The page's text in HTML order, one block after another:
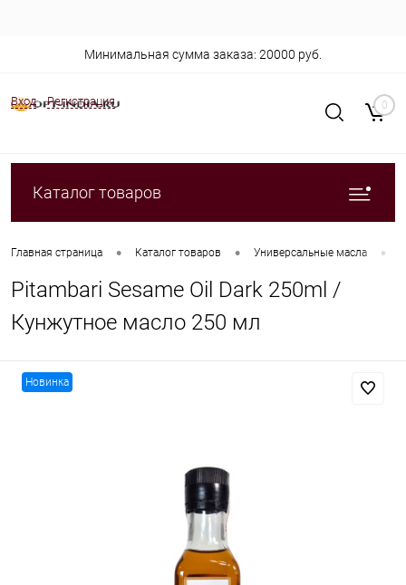
Вход Регистрация
Минимальная сумма заказа: 20000 руб.
0
Каталог товаров
Главная страница • Каталог товаров • Универсальные масла •
Pitambari Sesame Oil Dark 250ml /
Кунжутное масло 250 мл
Новинка